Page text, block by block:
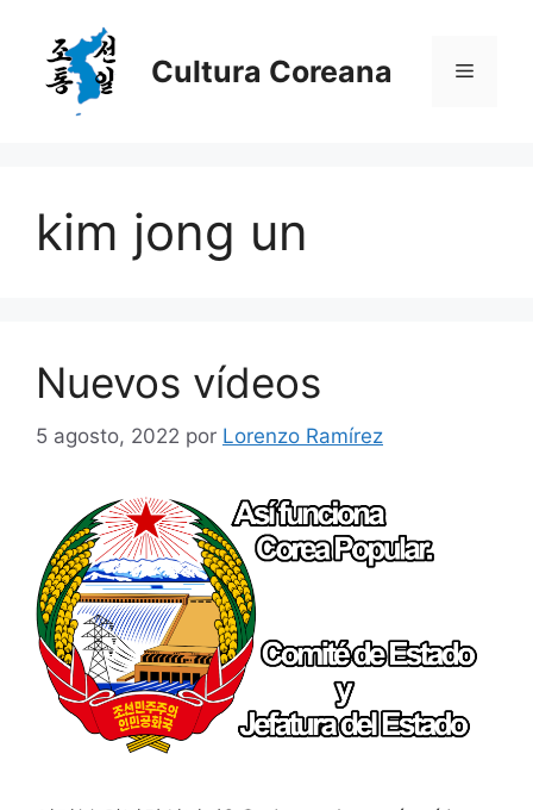
contenido
Cultura Coreana Menú
kim jong un
Nuevos vídeos
5 agosto, 2022 por Lorenzo Ramírez